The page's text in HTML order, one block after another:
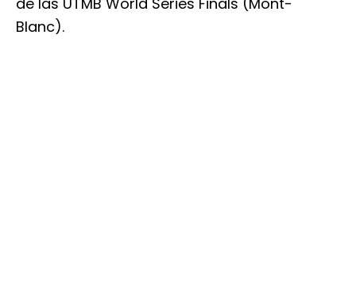
Blanc).